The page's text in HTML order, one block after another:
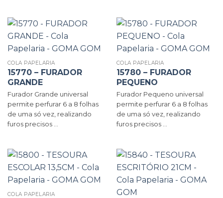
COLA PAPELARIA
15770 – FURADOR
GRANDE
Furador Grande universal
permite perfurar 6 a 8 folhas
de uma só vez, realizando
furos precisos ...
COLA PAPELARIA
15780 – FURADOR
PEQUENO
Furador Pequeno universal
permite perfurar 6 a 8 folhas
de uma só vez, realizando
furos precisos ...
COLA PAPELARIA